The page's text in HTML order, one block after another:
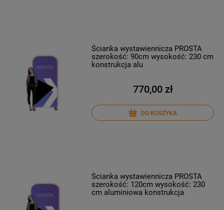
Ścianka wystawiennicza PROSTA
szerokość: 90cm wysokość: 230 cm
konstrukcja alu
770,00 zł
DO KOSZYKA
Ścianka wystawiennicza PROSTA
szerokość: 120cm wysokość: 230
cm aluminiowa konstrukcja